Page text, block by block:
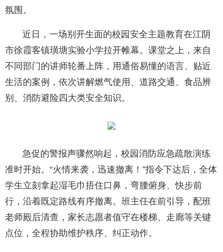
氛围。
近日，一场别开生面的校园安全主题教育在江阴
市徐霞客镇璜塘实验小学拉开帷幕。课堂之上，来自
不同部门的讲师轮番上阵，用通俗易懂的语言、贴近
生活的案例，依次讲解燃气使用、道路交通、食品辨
别、消防避险四大类安全知识。
急促的警报声骤然响起，校园消防应急疏散演练
准时开始。“火情来袭，迅速撤离！”指令下达后，全体
学生立刻拿起湿毛巾捂住口鼻，弯腰俯身、快步前
行，沿着既定路线有序撤离。班主任在前引导，配班
老师殿后清查，家长志愿者值守在楼梯、走廊等关键
点位，全程协助维护秩序、纠正动作。